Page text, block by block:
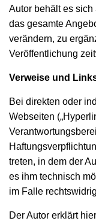
Autor behält es
das gesamte
verändern, zu
Veröffentlichung
Verweise und
Bei direkten oder
Webseiten
treten, in dem der
es ihm technisch
im Falle
Der Autor erklärt